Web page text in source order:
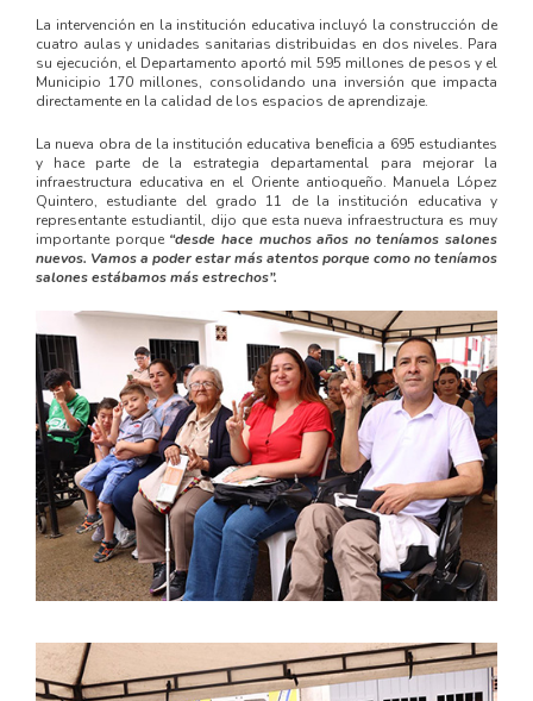
La intervención en la institución educativa incluyó la construcción de
cuatro aulas y unidades sanitarias distribuidas en dos niveles. Para
su ejecución, el Departamento aportó mil 595 millones de pesos y el
Municipio 170 millones, consolidando una inversión que impacta
directamente en la calidad de los espacios de aprendizaje.
La nueva obra de la institución educativa beneﬁcia a 695 estudiantes
y hace parte de la estrategia departamental para mejorar la
infraestructura educativa en el Oriente antioqueño. Manuela López
Quintero, estudiante del grado 11 de la institución educativa y
representante estudiantil, dijo que esta nueva infraestructura es muy
importante porque “desde hace muchos años no teníamos salones
nuevos. Vamos a poder estar más atentos porque como no teníamos
salones estábamos más estrechos”.